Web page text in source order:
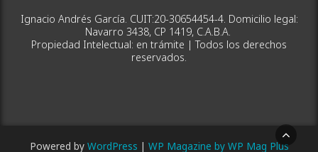
Ignacio Andrés García. CUIT:20-30654454-4. Domicilio legal:
Navarro 3438, CP 1419, C.A.B.A.
Propiedad Intelectual: en trámite | Todos los derechos
reservados.
Powered by WordPress | WP Magazine by WP Mag Plus